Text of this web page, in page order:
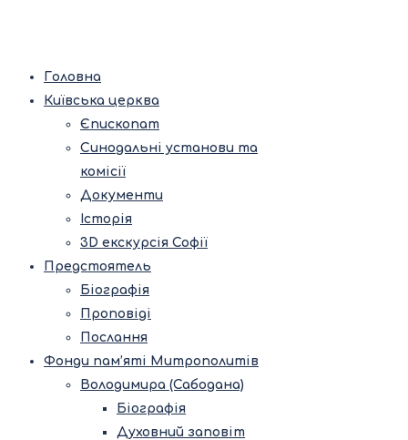
Головна
Київська церква
Єпископат
Синодальні установи та
комісії
Документи
Історія
3D екскурсія Софії
Предстоятель
Біографія
Проповіді
Послання
Фонди пам’яті Митрополитів
Володимира (Сабодана)
Біографія
Духовний заповіт